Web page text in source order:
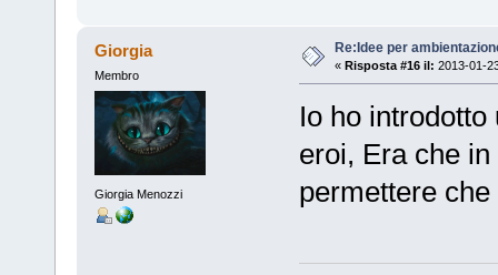
Giorgia
Membro
Giorgia Menozzi
Re:Idee per
« Risposta #16 il: 2013-01-
Io ho
eroi, Era che
permettere